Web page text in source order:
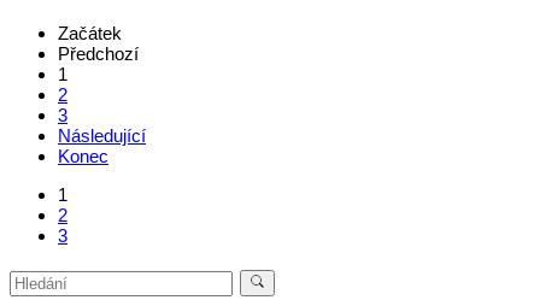
Začátek
Předchozí
1
2
3
Následující
Konec
1
2
3